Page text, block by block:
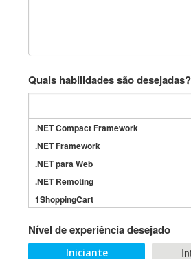
Quais habilidades são desejadas?
.NET Compact Framework
.NET Framework
.NET para Web
.NET Remoting
1ShoppingCart
3GSM
4D Dimension
Nível de experiência desejado
Iniciante